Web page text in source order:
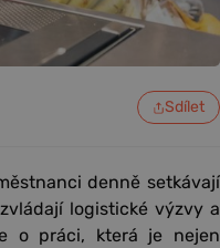
Sdílet
denně setkávají
logistické výzvy a
o práci, která je nejen